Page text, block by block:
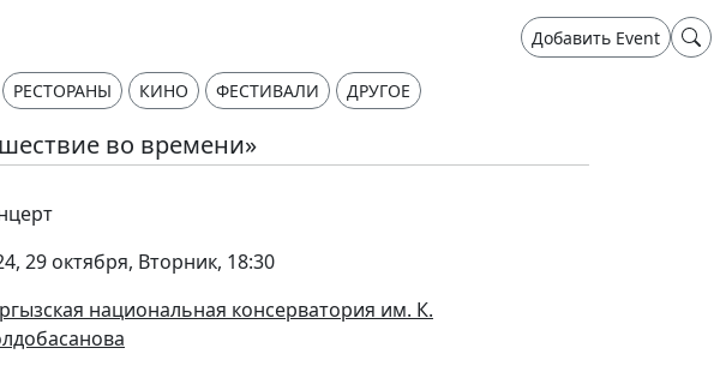
Добавить Event
РЕСТОРАНЫ КИНО ФЕСТИВАЛИ ДРУГОЕ
во времени»
29 октября, Вторник, 18:30
национальная консерватория им. К.